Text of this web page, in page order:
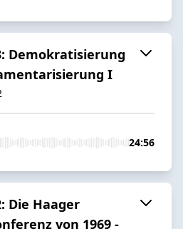
Demokratisierung
I
24:56
Die Haager
von 1969 -